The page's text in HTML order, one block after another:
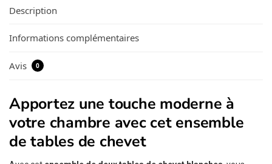
Description
Informations complémentaires
Avis 0
Apportez une touche moderne à
votre chambre avec cet ensemble
de tables de chevet